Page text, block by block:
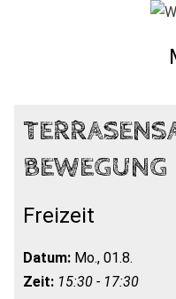
BEWEGUNG
Freizeit
Datum: Mo., 01.8.
Zeit: 15:30 - 17:30